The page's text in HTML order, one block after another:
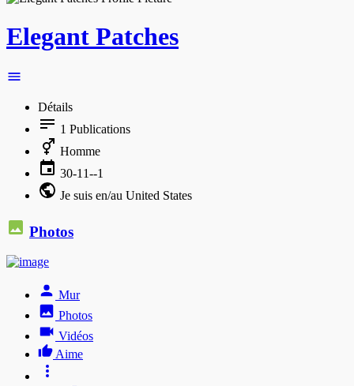
Elegant Patches
Détails
1 Publications
Homme
30-11--1
Je suis en/au United States
Photos
Mur
Photos
Vidéos
Aime